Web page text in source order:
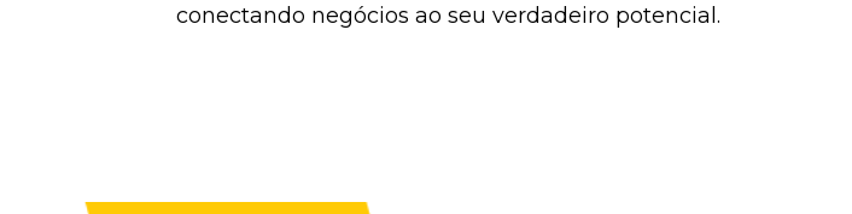
conectando negócios ao seu verdadeiro potencial.